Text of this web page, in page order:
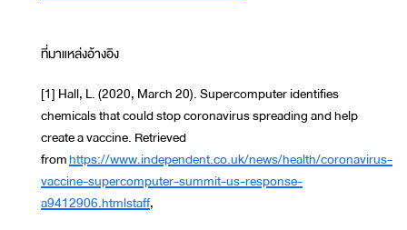
ที่มาแหล่งอ้างอิง
[1] Hall, L. (2020, March 20). Supercomputer identifies
chemicals that could stop coronavirus spreading and help
create a vaccine. Retrieved
fromhttps://www.independent.co.uk/news/health/coronavirus-
vaccine-supercomputer-summit-us-response-
a9412906.htmlstaff,